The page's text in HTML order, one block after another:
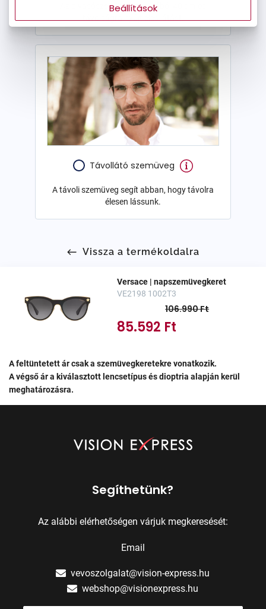
Az olvasószemüveg nagyjából 40 cm-es
Távollátó szemüveg
A távoli szemüveg segít abban, hogy távolra
élesen lássunk.
Vissza a termékoldalra
Versace | napszemüvegkeret
VE2198 1002T3
85.592 Ft
106.990 Ft
A feltüntetett ár csak a szemüvegkeretekre vonatkozik.
A végső ár a kiválasztott lencsetípus és dioptria alapján kerül
meghatározásra.
Segíthetünk?
Az alábbi elérhetőségen várjuk megkeresését:
Email
vevoszolgalat@vision-express.hu
webshop@visionexpress.hu
Beállítások